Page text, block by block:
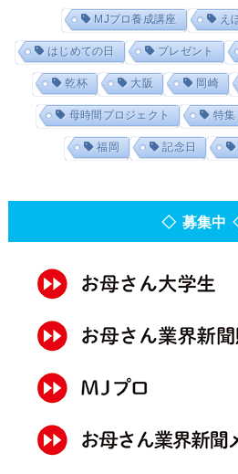
MJプロ養成講座 え
はじめての日 プレゼント
乾杯 大阪 岡崎
母時間プロジェクト 特集
福岡 記念日
◇ 募集中